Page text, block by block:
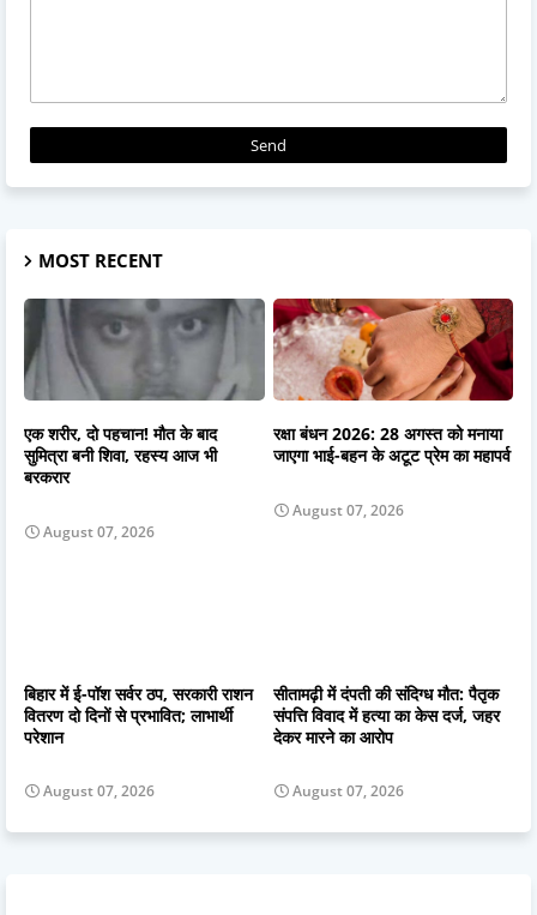
MOST RECENT
एक शरीर, दो पहचान! मौत के बाद
सुमित्रा बनी शिवा, रहस्य आज भी
बरकरार
August 07, 2026
रक्षा बंधन 2026: 28 अगस्त को मनाया
जाएगा भाई-बहन के अटूट प्रेम का महापर्व
August 07, 2026
बिहार में ई-पॉश सर्वर ठप, सरकारी राशन
वितरण दो दिनों से प्रभावित; लाभार्थी
परेशान
August 07, 2026
सीतामढ़ी में दंपती की संदिग्ध मौत: पैतृक
संपत्ति विवाद में हत्या का केस दर्ज, जहर
देकर मारने का आरोप
August 07, 2026